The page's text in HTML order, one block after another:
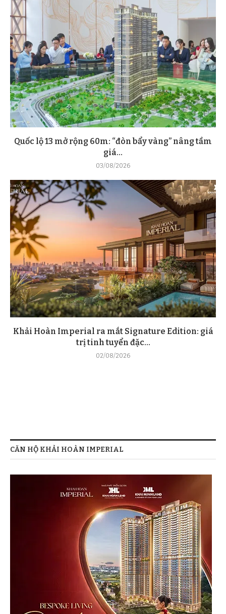
Quốc lộ 13 mở rộng 60m: “đòn bẩy vàng” nâng tầm
giá...
03/08/2026
Khải Hoàn Imperial ra mắt Signature Edition: giá
trị tinh tuyển đặc...
02/08/2026
CĂN HỘ KHẢI HOÀN IMPERIAL